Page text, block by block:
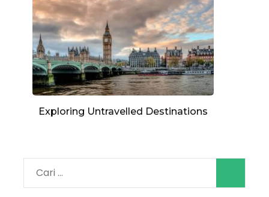
Exploring Untravelled Destinations
Cari
untuk: